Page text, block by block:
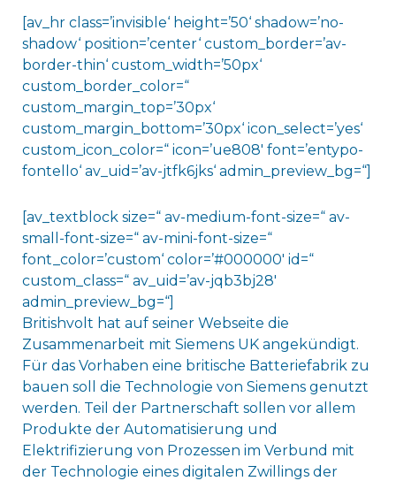
[av_hr class=’invisible‘ height=’50‘ shadow=’no-
shadow‘ position=’center‘ custom_border=’av-
border-thin‘ custom_width=’50px‘
custom_border_color=“
custom_margin_top=’30px‘
custom_margin_bottom=’30px‘ icon_select=’yes‘
custom_icon_color=“ icon=’ue808′ font=’entypo-
fontello‘ av_uid=’av-jtfk6jks‘ admin_preview_bg=“]
[av_textblock size=“ av-medium-font-size=“ av-
small-font-size=“ av-mini-font-size=“
font_color=’custom‘ color=’#000000′ id=“
custom_class=“ av_uid=’av-jqb3bj28′
admin_preview_bg=“]
Britishvolt hat auf seiner Webseite die
Zusammenarbeit mit Siemens UK angekündigt.
Für das Vorhaben eine britische Batteriefabrik zu
bauen soll die Technologie von Siemens genutzt
werden. Teil der Partnerschaft sollen vor allem
Produkte der Automatisierung und
Elektrifizierung von Prozessen im Verbund mit
der Technologie eines digitalen Zwillings der